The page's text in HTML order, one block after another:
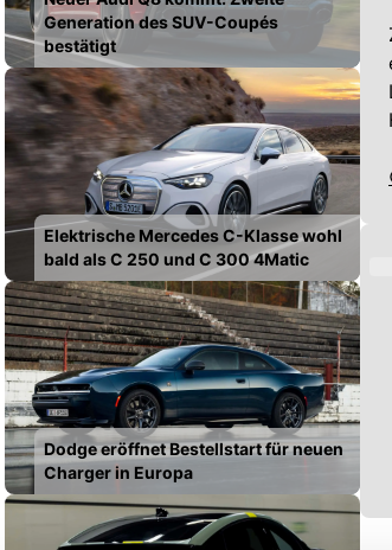
Generation des SUV-Coupés
bestätigt
Elektrische Mercedes C-Klasse wohl
bald als C 250 und C 300 4Matic
Dodge eröffnet Bestellstart für neuen
Charger in Europa